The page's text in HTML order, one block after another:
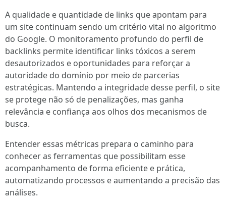
A qualidade e quantidade de links que apontam para
um site continuam sendo um critério vital no algoritmo
do Google. O monitoramento profundo do perfil de
backlinks permite identificar links tóxicos a serem
desautorizados e oportunidades para reforçar a
autoridade do domínio por meio de parcerias
estratégicas. Mantendo a integridade desse perfil, o site
se protege não só de penalizações, mas ganha
relevância e confiança aos olhos dos mecanismos de
busca.
Entender essas métricas prepara o caminho para
conhecer as ferramentas que possibilitam esse
acompanhamento de forma eficiente e prática,
automatizando processos e aumentando a precisão das
análises.